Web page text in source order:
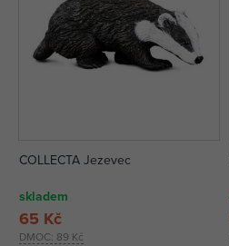
COLLECTA Jezevec
skladem
DMOC: 89 Kč
65 Kč